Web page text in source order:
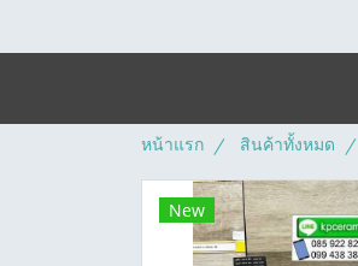
หน้าแรก สินค้าทั้งหมด
New